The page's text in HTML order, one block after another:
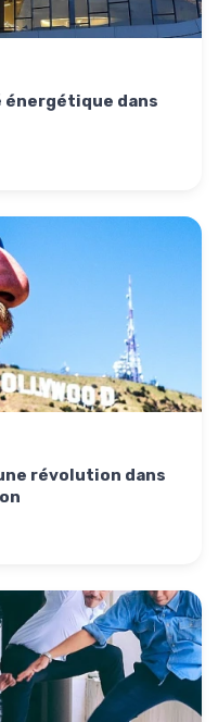
énergétique dans
révolution dans